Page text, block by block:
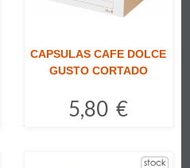
CAPSULAS CAFE DOLCE
GUSTO CORTADO
5,80 €